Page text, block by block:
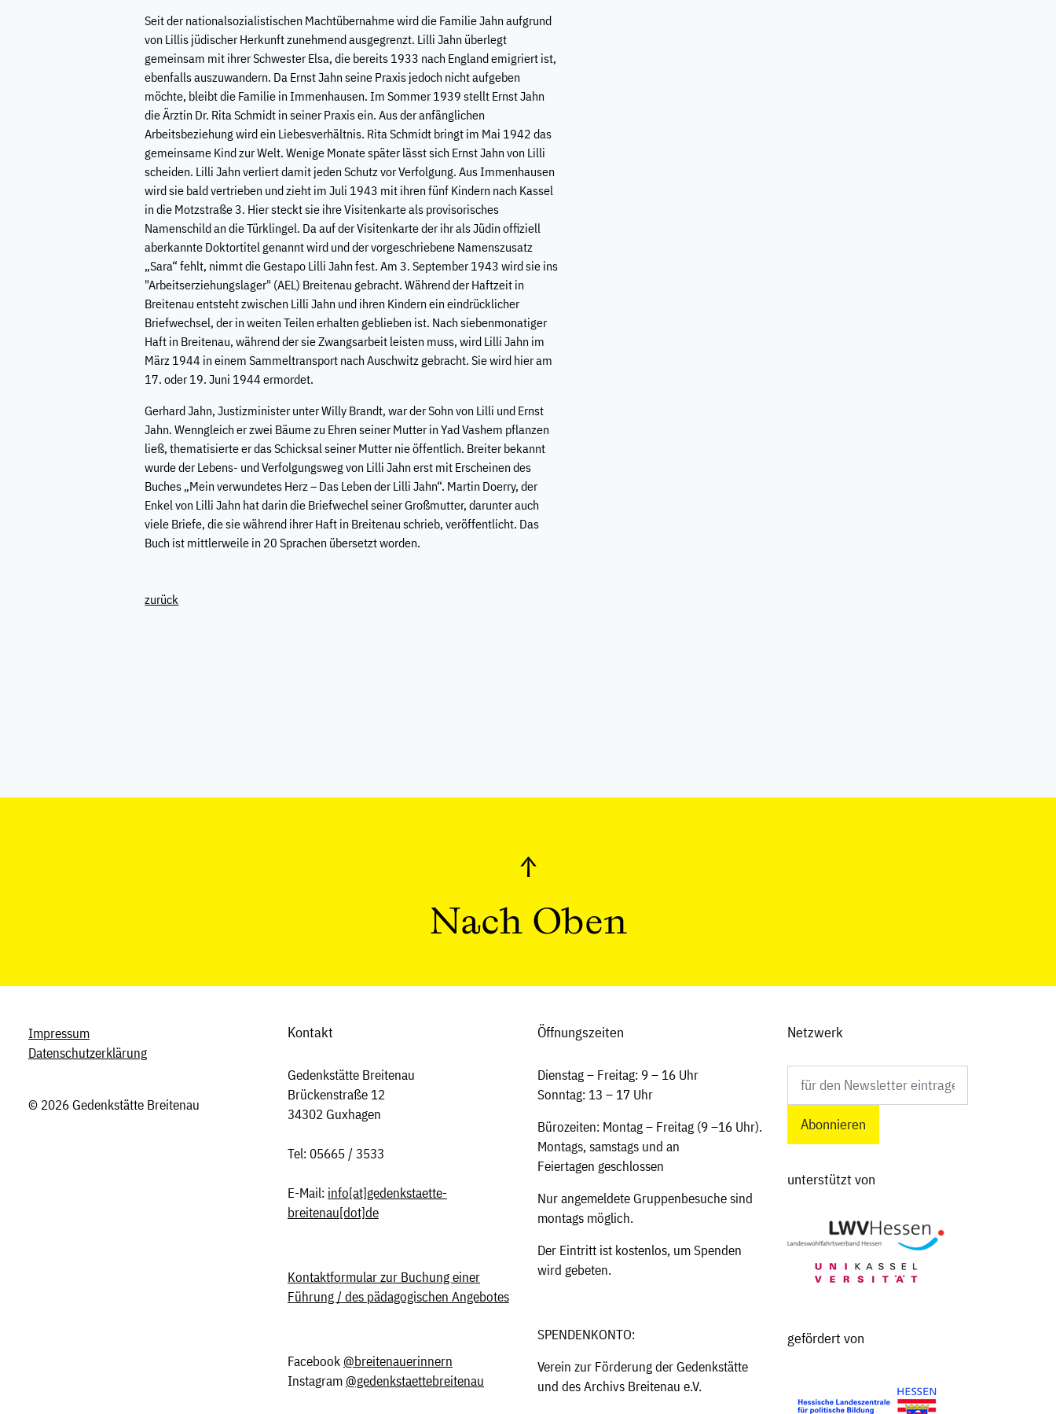
Seit der nationalsozialistischen Machtübernahme wird die Familie Jahn aufgrund
von Lillis jüdischer Herkunft zunehmend ausgegrenzt. Lilli Jahn überlegt
gemeinsam mit ihrer Schwester Elsa, die bereits 1933 nach England emigriert ist,
ebenfalls auszuwandern. Da Ernst Jahn seine Praxis jedoch nicht aufgeben
möchte, bleibt die Familie in Immenhausen. Im Sommer 1939 stellt Ernst Jahn
die Ärztin Dr. Rita Schmidt in seiner Praxis ein. Aus der anfänglichen
Arbeitsbeziehung wird ein Liebesverhältnis. Rita Schmidt bringt im Mai 1942 das
gemeinsame Kind zur Welt. Wenige Monate später lässt sich Ernst Jahn von Lilli
scheiden. Lilli Jahn verliert damit jeden Schutz vor Verfolgung. Aus Immenhausen
wird sie bald vertrieben und zieht im Juli 1943 mit ihren fünf Kindern nach Kassel
in die Motzstraße 3. Hier steckt sie ihre Visitenkarte als provisorisches
Namenschild an die Türklingel. Da auf der Visitenkarte der ihr als Jüdin offiziell
aberkannte Doktortitel genannt wird und der vorgeschriebene Namenszusatz
„Sara“ fehlt, nimmt die Gestapo Lilli Jahn fest. Am 3. September 1943 wird sie ins
"Arbeitserziehungslager" (AEL) Breitenau gebracht. Während der Haftzeit in
Breitenau entsteht zwischen Lilli Jahn und ihren Kindern ein eindrücklicher
Briefwechsel, der in weiten Teilen erhalten geblieben ist. Nach siebenmonatiger
Haft in Breitenau, während der sie Zwangsarbeit leisten muss, wird Lilli Jahn im
März 1944 in einem Sammeltransport nach Auschwitz gebracht. Sie wird hier am
17. oder 19. Juni 1944 ermordet.
Gerhard Jahn, Justizminister unter Willy Brandt, war der Sohn von Lilli und Ernst
Jahn. Wenngleich er zwei Bäume zu Ehren seiner Mutter in Yad Vashem pflanzen
ließ, thematisierte er das Schicksal seiner Mutter nie öffentlich. Breiter bekannt
wurde der Lebens- und Verfolgungsweg von Lilli Jahn erst mit Erscheinen des
Buches „Mein verwundetes Herz – Das Leben der Lilli Jahn“. Martin Doerry, der
Enkel von Lilli Jahn hat darin die Briefwechel seiner Großmutter, darunter auch
viele Briefe, die sie während ihrer Haft in Breitenau schrieb, veröffentlicht. Das
Buch ist mittlerweile in 20 Sprachen übersetzt worden.
zurück
↑
Nach Oben
Impressum
Datenschutzerklärung
© 2026 Gedenkstätte Breitenau
Kontakt
Gedenkstätte Breitenau
Brückenstraße 12
34302 Guxhagen
Tel: 05665 / 3533
E-Mail: info[at]gedenkstaette-
breitenau[dot]de
Kontaktformular zur Buchung einer
Führung / des pädagogischen Angebotes
Facebook @breitenauerinnern
Instagram @gedenkstaettebreitenau
Öffnungszeiten
Dienstag – Freitag: 9 – 16 Uhr
Sonntag: 13 – 17 Uhr
Bürozeiten: Montag – Freitag (9 –16 Uhr).
Montags, samstags und an
Feiertagen geschlossen
Nur angemeldete Gruppenbesuche sind
montags möglich.
Der Eintritt ist kostenlos, um Spenden
wird gebeten.
SPENDENKONTO:
Verein zur Förderung der Gedenkstätte
und des Archivs Breitenau e.V.
Netzwerk
Newsletter abonnieren
unterstützt von
gefördert von